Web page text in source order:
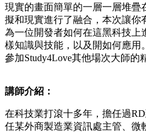
現實的畫面簡單的一層一層堆疊
擬和現實進行了融合，本次讓你
為一位開發者如何在這黑科技上
樣知識與技能，以及開如何應用
參加Study4Love其他場次大師的
講師介紹：
在科技業打滾十多年，擔任過
任某外商製造業資訊處主管、微